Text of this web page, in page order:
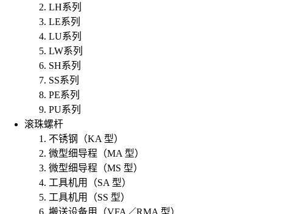
LH系列
LE系列
LU系列
LW系列
SH系列
SS系列
PE系列
PU系列
滚珠螺杆
不锈钢（KA 型）
微型细导程（MA 型）
微型细导程（MS 型）
工具机用（SA 型）
工具机用（SS 型）
搬送设备用（VFA／RMA 型）